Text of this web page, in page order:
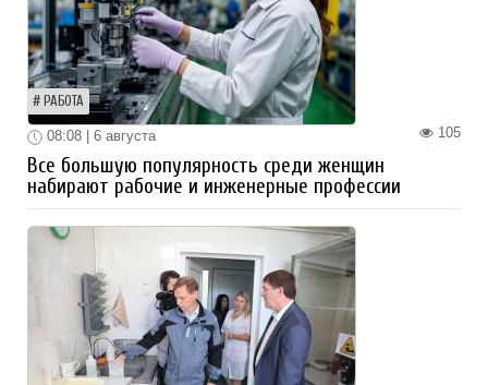
РАБОТА
105
08:08 | 6 августа
Все большую популярность среди женщин
набирают рабочие и инженерные профессии